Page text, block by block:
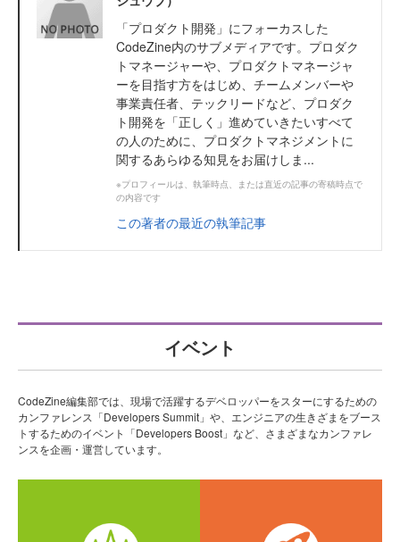
「プロダクト開発」にフォーカスした
CodeZine内のサブメディアです。プロダク
トマネージャーや、プロダクトマネージャ
ーを目指す方をはじめ、チームメンバーや
事業責任者、テックリードなど、プロダク
ト開発を「正しく」進めていきたいすべて
の人のために、プロダクトマネジメントに
関するあらゆる知見をお届けしま...
※プロフィールは、執筆時点、または直近の記事の寄稿時点で
の内容です
この著者の最近の執筆記事
イベント
CodeZine編集部では、現場で活躍するデベロッパーをスターにするための
カンファレンス「Developers Summit」や、エンジニアの生きざまをブース
トするためのイベント「Developers Boost」など、さまざまなカンファレ
ンスを企画・運営しています。